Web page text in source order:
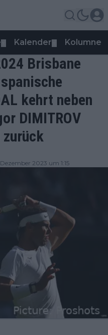
Kalender Kolumnen
Brisbane
kehrt neben
DIMITROV
zurück
2023 um 1:15